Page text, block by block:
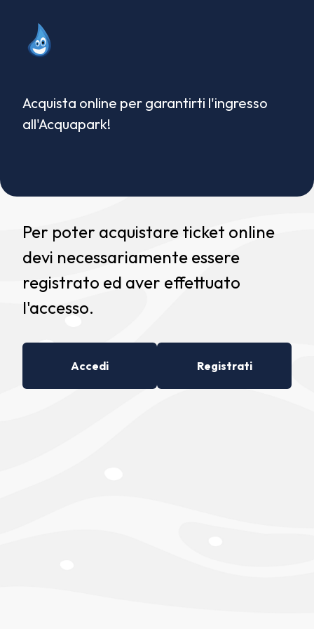
Acquista online per garantirti l'ingresso
all'Acquapark!
Per poter acquistare ticket online
devi necessariamente essere
registrato ed aver effettuato
l'accesso.
Accedi Registrati